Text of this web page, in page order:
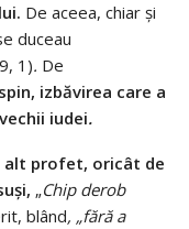
De aceea, chiar și
duceau
1). De
izbăvirea care a
iudei.
alt profet, oricât de
„Chip derob
blând, „fără a